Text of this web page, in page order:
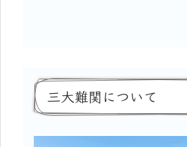
三大難関について